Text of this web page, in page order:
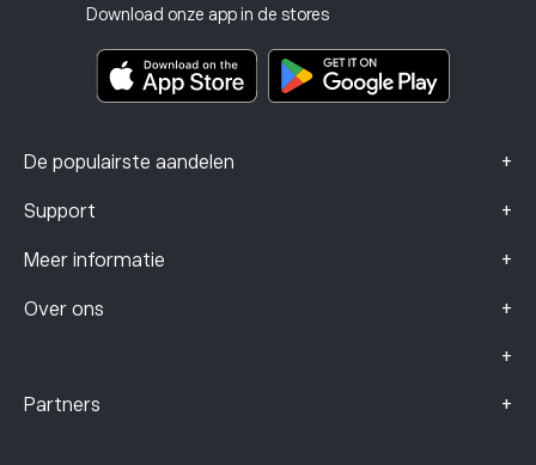
Download onze app in de stores
De populairste aandelen +
Support +
Meer informatie +
Over ons +
+
Documenten met belangrijke informatie
Klachtengegevens (FCA-klanten)
Partners +
Beleggingsverzekering